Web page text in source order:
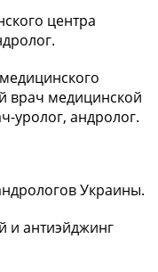
центра
врач медицинской
уролог, андролог.
Украины.
и антиэйджинг